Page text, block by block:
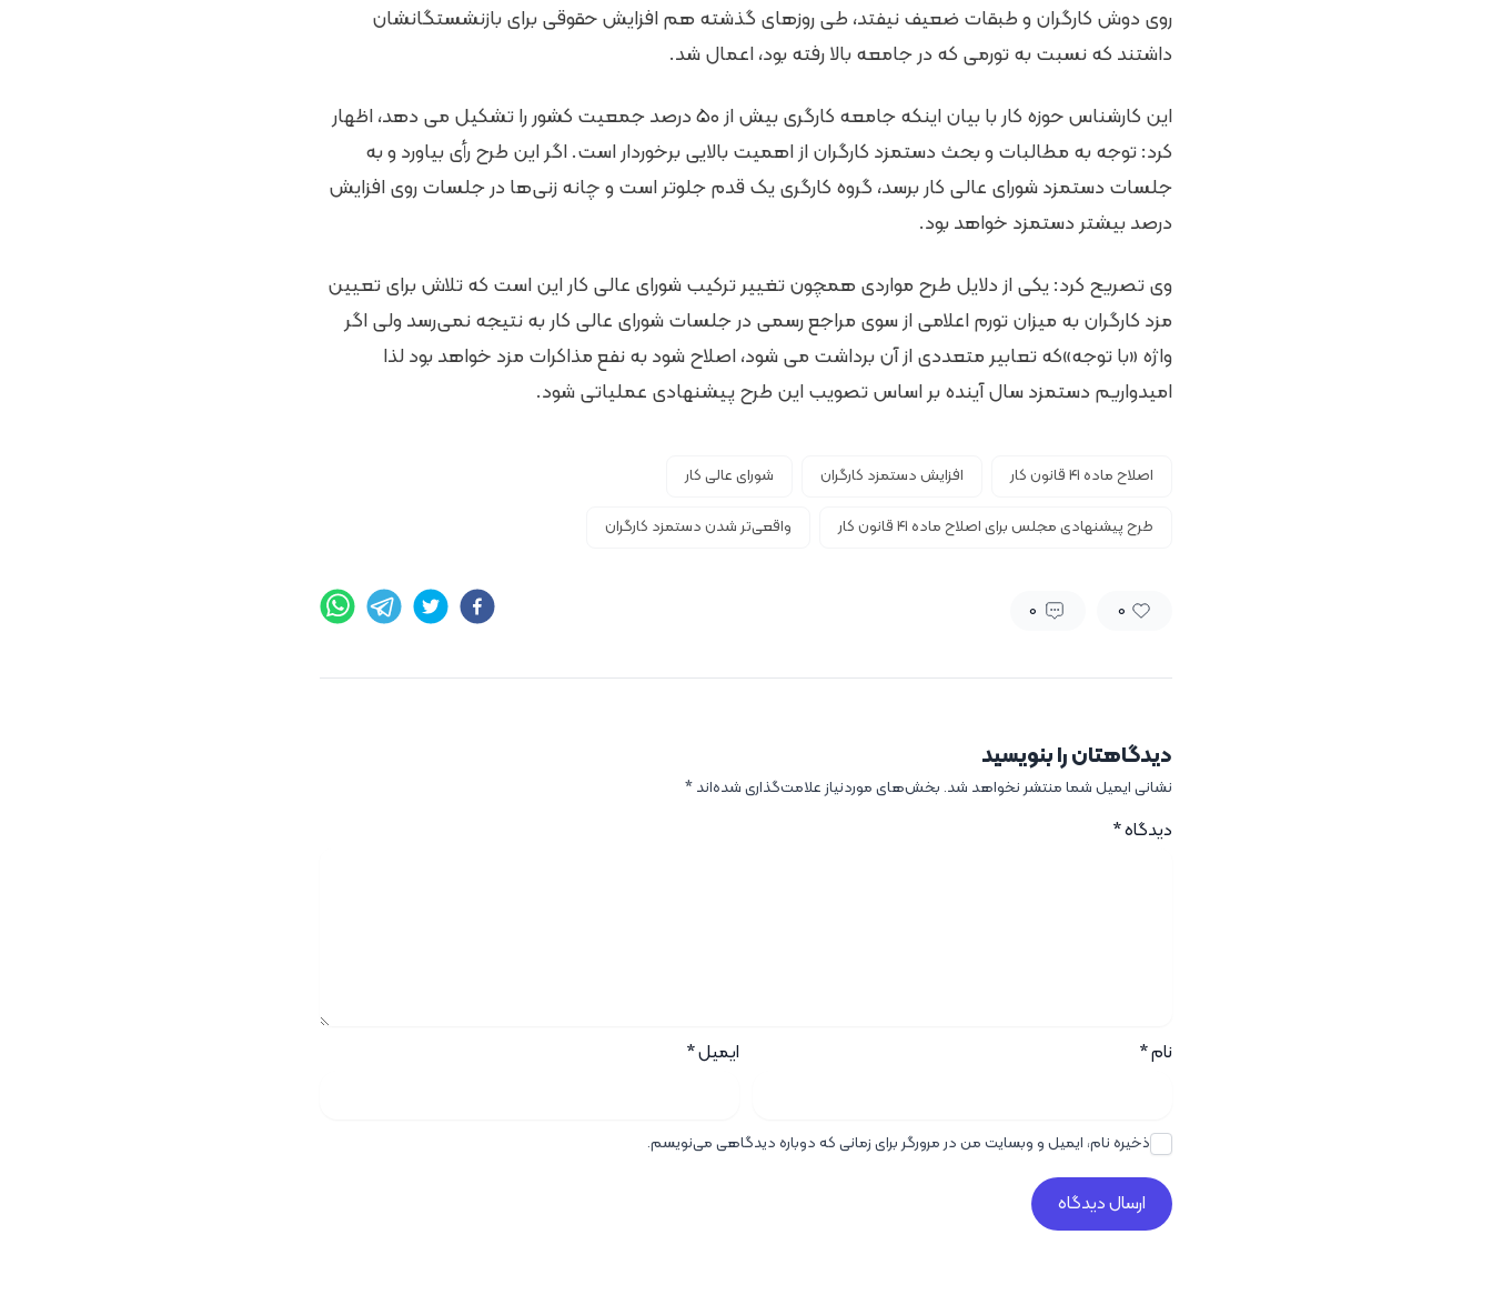
روی دوش کارگران و طبقات ضعیف نیفتد، طی روزهای گذشته هم افزایش حقوقی برای بازنشستگانشان
داشتند که نسبت به تورمی که در جامعه بالا رفته بود، اعمال شد.
این کارشناس حوزه کار با بیان اینکه جامعه کارگری بیش از ۵۰ درصد جمعیت کشور را تشکیل می دهد، اظهار
کرد: توجه به مطالبات و بحث دستمزد کارگران از اهمیت بالایی برخوردار است. اگر این طرح رأی بیاورد و به
جلسات دستمزد شورای عالی کار برسد، گروه کارگری یک قدم جلوتر است و چانه زنی‌ها در جلسات روی افزایش
درصد بیشتر دستمزد خواهد بود.
وی تصریح کرد: یکی از دلایل طرح مواردی همچون تغییر ترکیب شورای عالی کار این است که تلاش برای تعیین
مزد کارگران به میزان تورم اعلامی از سوی مراجع رسمی در جلسات شورای عالی کار به نتیجه نمی‌رسد ولی اگر
واژه «با توجه»که تعابیر متعددی از آن برداشت می شود، اصلاح شود به نفع مذاکرات مزد خواهد بود لذا
امیدواریم دستمزد سال آینده بر اساس تصویب این طرح پیشنهادی عملیاتی شود.
اصلاح ماده ۴۱ قانون کار افزایش دستمزد کارگران شورای عالی کار
طرح پیشنهادی مجلس برای اصلاح ماده ۴۱ قانون کار واقعی‌تر شدن دستمزد کارگران
0
0
دیدگاهتان را بنویسید
نشانی ایمیل شما منتشر نخواهد شد. بخش‌های موردنیاز علامت‌گذاری شده‌اند*
دیدگاه*
نام* ایمیل*
ذخیره نام، ایمیل و وبسایت من در مرورگر برای زمانی که دوباره دیدگاهی می‌نویسم.